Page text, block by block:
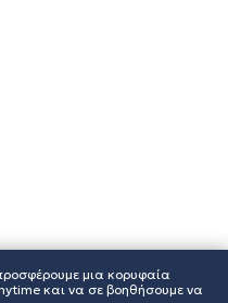
μια κορυφαία
και να σε βοηθήσουμε να